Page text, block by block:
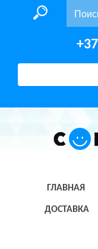
ГЛАВНАЯ
ДОСТАВКА